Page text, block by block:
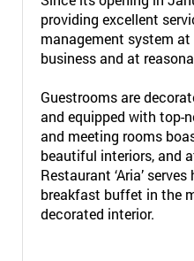
providing excellent
management system
business and at
Guestrooms are
and equipped with top-
and meeting rooms
beautiful interiors, and
Restaurant ‘Aria’
breakfast buffet in the
decorated interior.